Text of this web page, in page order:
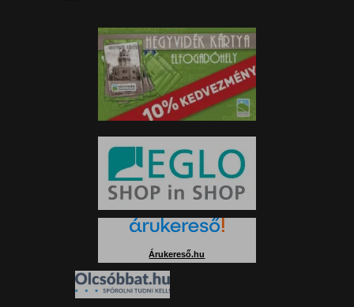
Árukereső.hu